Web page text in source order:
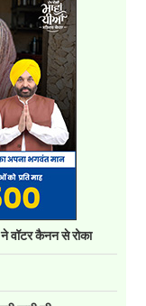
वॉटर कैनन से रोका